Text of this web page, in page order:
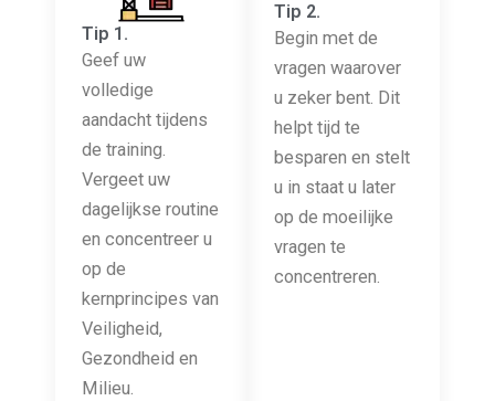
Tip 1.
Geef uw
volledige
aandacht tijdens
de training.
Vergeet uw
dagelijkse routine
en concentreer u
op de
kernprincipes van
Veiligheid,
Gezondheid en
Milieu.
Tip 2.
Begin met de
vragen waarover
u zeker bent. Dit
helpt tijd te
besparen en stelt
u in staat u later
op de moeilijke
vragen te
concentreren.